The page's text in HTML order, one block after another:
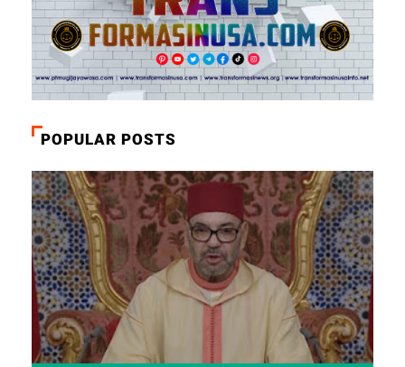
POPULAR POSTS